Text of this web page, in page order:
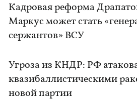
Кадровая реформа
Маркус может стать
сержантов» ВСУ
Угроза из КНДР: РФ
квазибаллистическими
новой партии